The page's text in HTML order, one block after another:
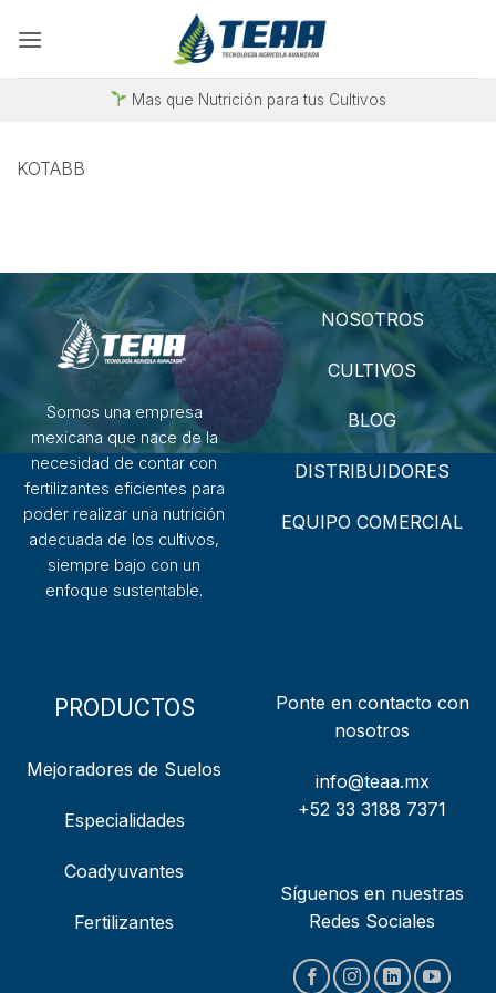
Mas que Nutrición para tus Cultivos
KOTABB
Somos una empresa
mexicana que nace de la
necesidad de contar con
fertilizantes eficientes para
poder realizar una nutrición
adecuada de los cultivos,
siempre bajo con un
enfoque sustentable.
NOSOTROS
CULTIVOS
BLOG
DISTRIBUIDORES
EQUIPO COMERCIAL
PRODUCTOS
Mejoradores de Suelos
Especialidades
Coadyuvantes
Fertilizantes
Ponte en contacto con
nosotros
info@teaa.mx
+52 33 3188 7371
Síguenos en nuestras
Redes Sociales